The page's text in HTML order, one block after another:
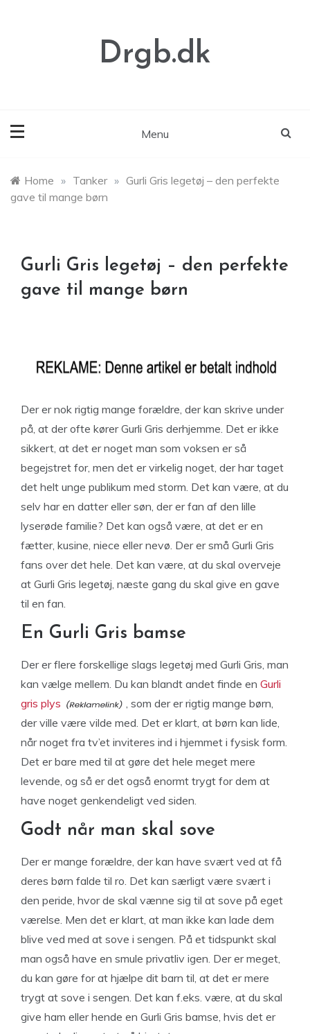
Drgb.dk
Menu
Home » Tanker » Gurli Gris legetøj – den perfekte
gave til mange børn
Gurli Gris legetøj – den perfekte
gave til mange børn
Der er nok rigtig mange forældre, der kan skrive under
på, at der ofte kører Gurli Gris derhjemme. Det er ikke
sikkert, at det er noget man som voksen er så
begejstret for, men det er virkelig noget, der har taget
det helt unge publikum med storm. Det kan være, at du
selv har en datter eller søn, der er fan af den lille
lyserøde familie? Det kan også være, at det er en
fætter, kusine, niece eller nevø. Der er små Gurli Gris
fans over det hele. Det kan være, at du skal overveje
at Gurli Gris legetøj, næste gang du skal give en gave
til en fan.
En Gurli Gris bamse
Der er flere forskellige slags legetøj med Gurli Gris, man
kan vælge mellem. Du kan blandt andet finde en Gurli
gris plys
, som der er rigtig mange børn,
der ville være vilde med. Det er klart, at børn kan lide,
når noget fra tv’et inviteres ind i hjemmet i fysisk form.
Det er bare med til at gøre det hele meget mere
levende, og så er det også enormt trygt for dem at
have noget genkendeligt ved siden.
Godt når man skal sove
Der er mange forældre, der kan have svært ved at få
deres børn falde til ro. Det kan særligt være svært i
den peride, hvor de skal vænne sig til at sove på eget
værelse. Men det er klart, at man ikke kan lade dem
blive ved med at sove i sengen. På et tidspunkt skal
man også have en smule privatliv igen. Der er meget,
du kan gøre for at hjælpe dit barn til, at det er mere
trygt at sove i sengen. Det kan f.eks. være, at du skal
give ham eller hende en Gurli Gris bamse, hvis det er